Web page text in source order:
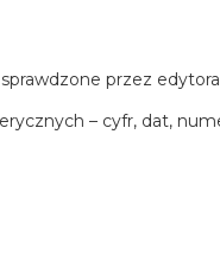
przez
– cyfr, dat,